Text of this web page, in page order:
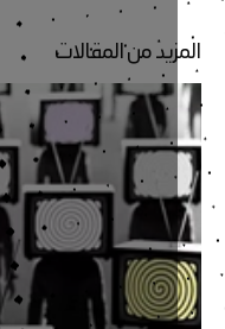
من المقالات